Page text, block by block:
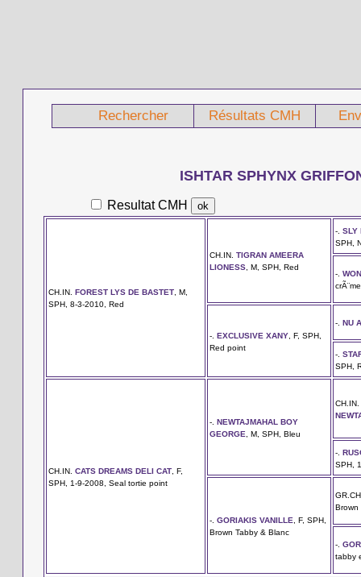
Rechercher Résultats CMH
ISHTAR SPHYNX
Resultat CMH
CH.IN. FOREST LYS DE BASTET , M,
SPH, 8-3-2010, Red
CH.IN. TIGRAN AMEERA
LIONESS , M, SPH, Red
-. SLY
SPH,
-.
crÃ¨me
-. EXCLUSIVE XANY , F, SPH,
Red point
-. NU
-.
SPH,
CH.IN. CATS DREAMS DELI CAT , F,
SPH, 1-9-2008, Seal tortie point
-. NEWTAJMAHAL BOY
GEORGE , M, SPH, Bleu
CH.IN.
-.
SPH,
-. GORIAKIS VANILLE , F, SPH,
Brown Tabby & Blanc
Brown
-.
tabby